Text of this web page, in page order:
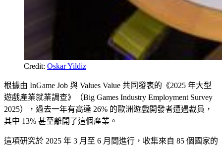
Credit: Oskar Yildiz
根據由 InGame Job 與 Values Value 共同發表的《2025 年大型
遊戲產業就業調查》（Big Games Industry Employment Survey
2025），過去一年有高達 26% 的歐洲遊戲開發者遭遇裁員，
其中 13% 甚至離開了這個產業。
這項研究於 2025 年 3 月至 6 月間進行，收集來自 85 個國家的